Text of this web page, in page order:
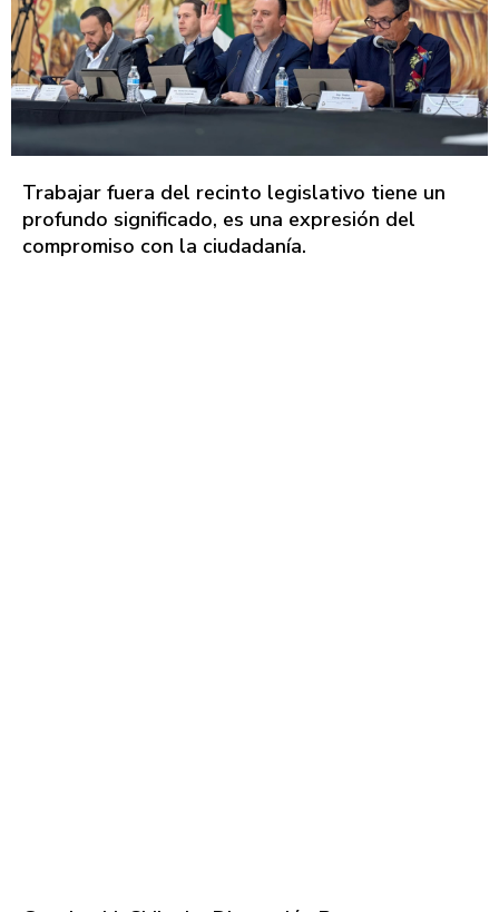
Trabajar fuera del recinto legislativo tiene un
profundo significado, es una expresión del
compromiso con la ciudadanía.